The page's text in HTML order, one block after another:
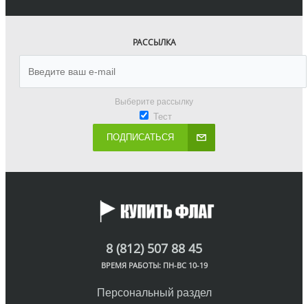
РАССЫЛКА
Выберите рассылку
Тест
ПОДПИСАТЬСЯ
8 (812) 507 88 45
ВРЕМЯ РАБОТЫ: ПН-ВС 10-19
Персональный раздел